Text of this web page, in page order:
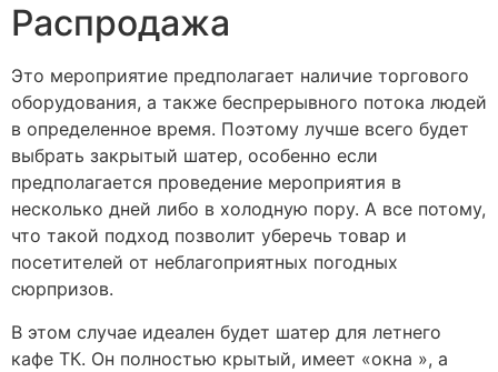
Распродажа
Это мероприятие предполагает наличие торгового
оборудования, а также беспрерывного потока людей
в определенное время. Поэтому лучше всего будет
выбрать закрытый шатер, особенно если
предполагается проведение мероприятия в
несколько дней либо в холодную пору. А все потому,
что такой подход позволит уберечь товар и
посетителей от неблагоприятных погодных
сюрпризов.
В этом случае идеален будет шатер для летнего
кафе ТК. Он полностью крытый, имеет «окна », а